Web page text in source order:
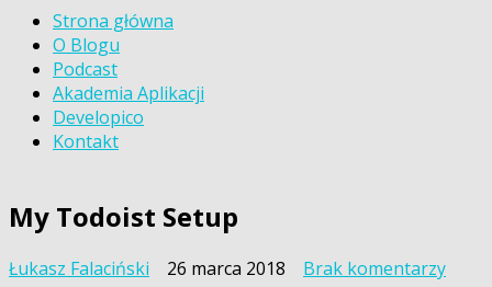
Strona główna
O Blogu
Podcast
Akademia Aplikacji
Developico
Kontakt
My Todoist Setup
Łukasz Falaciński 26 marca 2018 Brak komentarzydo